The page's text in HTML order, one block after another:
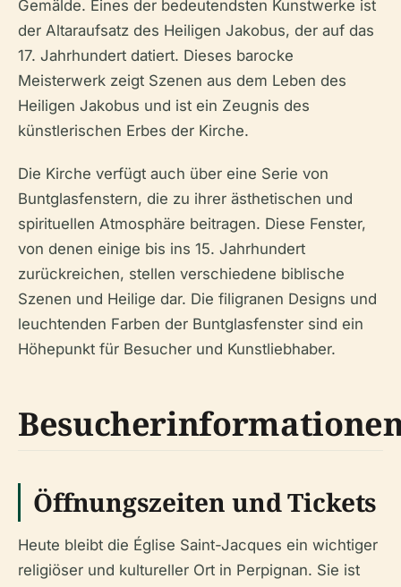
Gemälde. Eines der bedeutendsten Kunstwerke ist
der Altaraufsatz des Heiligen Jakobus, der auf das
17. Jahrhundert datiert. Dieses barocke
Meisterwerk zeigt Szenen aus dem Leben des
Heiligen Jakobus und ist ein Zeugnis des
künstlerischen Erbes der Kirche.
Die Kirche verfügt auch über eine Serie von
Buntglasfenstern, die zu ihrer ästhetischen und
spirituellen Atmosphäre beitragen. Diese Fenster,
von denen einige bis ins 15. Jahrhundert
zurückreichen, stellen verschiedene biblische
Szenen und Heilige dar. Die filigranen Designs und
leuchtenden Farben der Buntglasfenster sind ein
Höhepunkt für Besucher und Kunstliebhaber.
Öffnungszeiten und Tickets
Heute bleibt die Église Saint-Jacques ein wichtiger
religiöser und kultureller Ort in Perpignan. Sie ist